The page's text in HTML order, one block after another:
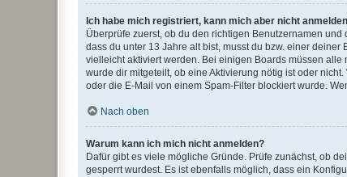
Ich habe mich registriert, kann mich aber nicht
Überprüfe zuerst, ob du den richtigen Benutzernamen
dass du unter 13 Jahre alt bist, musst du bzw. einer
vielleicht aktiviert werden. Bei einigen Boards müssen
wurde dir mitgeteilt, ob eine Aktivierung nötig ist oder
oder die E-Mail von einem Spam-Filter blockiert wurde.
Nach oben
Warum kann ich mich nicht anmelden?
Dafür gibt es viele mögliche Gründe. Prüfe zunächst, ob
gesperrt wurdest. Es ist ebenfalls möglich, dass ein